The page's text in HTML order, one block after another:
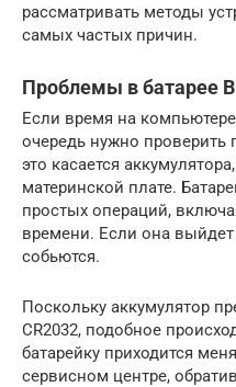
рассматривать методы
самых частых причин.
Проблемы в батарее
Если время на
очередь нужно проверить
это касается
материнской плате.
простых операций,
времени. Если она выйдет
собьются.
Поскольку аккумулятор
CR2032, подобное
батарейку приходится
сервисном центре,